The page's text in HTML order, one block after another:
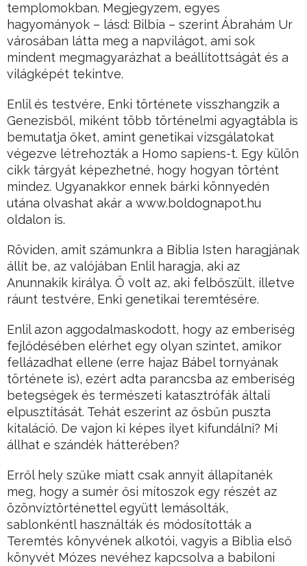
templomokban. Megjegyzem, egyes
hagyományok – lásd: Bilbia – szerint Ábrahám Ur
városában látta meg a napvilágot, ami sok
mindent megmagyarázhat a beállítottságát és a
világképét tekintve.
Enlil és testvére, Enki története visszhangzik a
Genezisből, miként több történelmi agyagtábla is
bemutatja őket, amint genetikai vizsgálatokat
végezve létrehozták a Homo sapiens-t. Egy külön
cikk tárgyát képezhetné, hogy hogyan történt
mindez. Ugyanakkor ennek bárki könnyedén
utána olvashat akár a www.boldognapot.hu
oldalon is.
Röviden, amit számunkra a Biblia Isten haragjának
állít be, az valójában Enlil haragja, aki az
Anunnakik királya. Ő volt az, aki felbőszült, illetve
ráunt testvére, Enki genetikai teremtésére.
Enlil azon aggodalmaskodott, hogy az emberiség
fejlődésében elérhet egy olyan szintet, amikor
fellázadhat ellene (erre hajaz Bábel tornyának
története is), ezért adta parancsba az emberiség
betegségek és természeti katasztrófák általi
elpusztítását. Tehát eszerint az ősbűn puszta
kitaláció. De vajon ki képes ilyet kifundálni? Mi
állhat e szándék hátterében?
Erről hely szűke miatt csak annyit állapítanék
meg, hogy a sumér ősi mítoszok egy részét az
özönvíztörténettel együtt lemásolták,
sablonkéntl használták és módosították a
Teremtés könyvének alkotói, vagyis a Biblia első
könyvét Mózes nevéhez kapcsolva a babiloni